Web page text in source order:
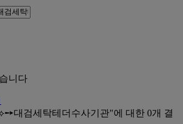
니다
대검세탁테더수사기관 에 대한 0개 결